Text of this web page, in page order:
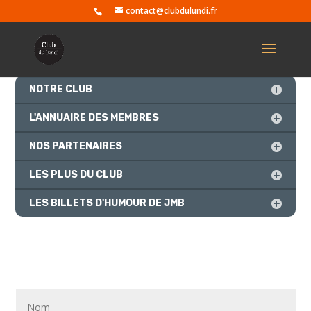
contact@clubdulundi.fr
NOTRE CLUB
L'ANNUAIRE DES MEMBRES
NOS PARTENAIRES
LES PLUS DU CLUB
LES BILLETS D'HUMOUR DE JMB